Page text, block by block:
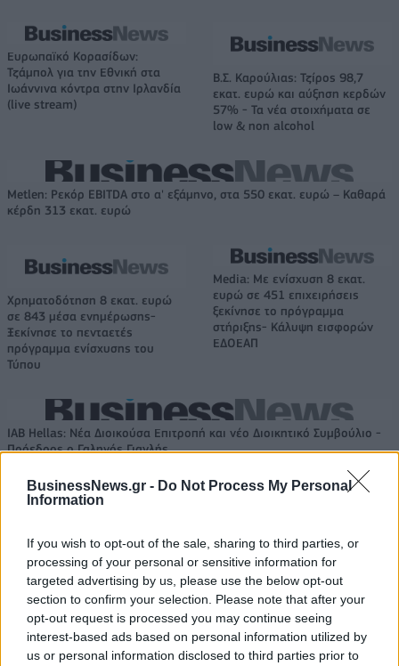
BusinessNews.gr - Do Not Process My Personal
Information
If you wish to opt-out of the sale, sharing to third parties, or
processing of your personal or sensitive information for
targeted advertising by us, please use the below opt-out
section to confirm your selection. Please note that after your
opt-out request is processed you may continue seeing
interest-based ads based on personal information utilized by
us or personal information disclosed to third parties prior to
Ευρωπαϊκό Κορασίδων:
Τζάμπολ για την Εθνική στα
Ιωάννινα κόντρα στην Ιρλανδία
(live stream)
Β.Σ. Καρούλιας: Τζίρος 98,7
εκατ. ευρώ και αύξηση κερδών
57% - Τα νέα στοιχήματα σε
low & non alcohol
Metlen: Ρεκόρ EBITDA στο α' εξάμηνο, στα 550 εκατ. ευρώ – Καθαρά
κέρδη 313 εκατ. ευρώ
Χρηματοδότηση 8 εκατ. ευρώ
σε 843 μέσα ενημέρωσης-
Ξεκίνησε το πενταετές
πρόγραμμα ενίσχυσης του
Τύπου
Media: Με ενίσχυση 8 εκατ.
ευρώ σε 451 επιχειρήσεις
ξεκίνησε το πρόγραμμα
στήριξης- Κάλυψη εισφορών
ΕΔΟΕΑΠ
IAB Hellas: Νέα Διοικούσα Επιτροπή και νέο Διοικητικό Συμβούλιο -
Πρόεδρος ο Γαληνός Γιαγλής
αυτοκινητοβιομηχανία
Νέο Audi A2 e-tron με στόχο την κορυφή της αποδοτικότητας